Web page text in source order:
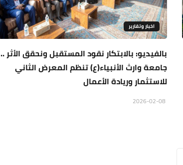
اخبار وتقارير
بالفيديو: بالابتكار نقود المستقبل ونحقق الأثر ..
جامعة وارث الأنبياء(ع) تنظم المعرض الثاني
للاستثمار وريادة الأعمال